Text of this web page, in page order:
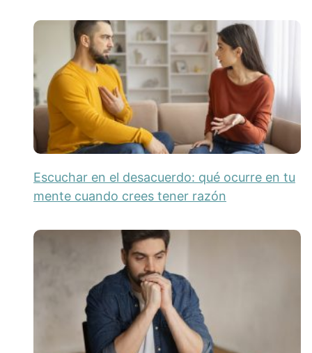
Escuchar en el desacuerdo: qué ocurre en tu
mente cuando crees tener razón